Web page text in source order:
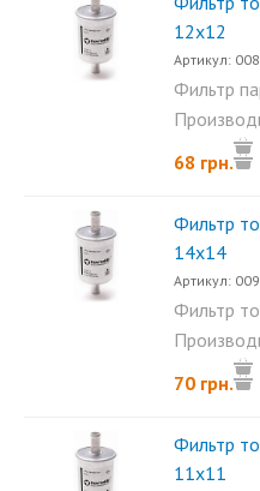
12х12
Артикул:
Фильтр
Torelli
68 грн.
Фильтр
14х14
Артикул:
Фильтр
14х14.
70 грн.
Фильтр
11х11